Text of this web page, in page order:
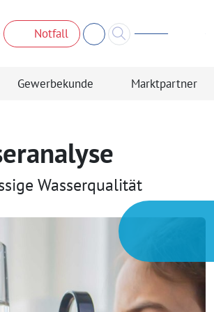
Notfall
Gewerbekunde Marktpartner
Wasserqualität